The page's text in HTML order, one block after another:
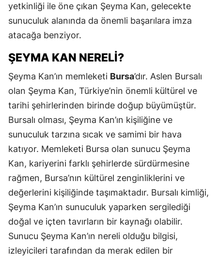
yetkinliği ile öne çıkan Şeyma Kan, gelecekte
sunuculuk alanında da önemli başarılara imza
atacağa benziyor.
ŞEYMA KAN NERELI?
Şeyma Kan’ın memleketi Bursa’dır. Aslen Bursalı
olan Şeyma Kan, Türkiye’nin önemli kültürel ve
tarihi şehirlerinden birinde doğup büyümüştür.
Bursalı olması, Şeyma Kan’ın kişiliğine ve
sunuculuk tarzına sıcak ve samimi bir hava
katıyor. Memleketi Bursa olan sunucu Şeyma
Kan, kariyerini farklı şehirlerde sürdürmesine
rağmen, Bursa’nın kültürel zenginliklerini ve
değerlerini kişiliğinde taşımaktadır. Bursalı kimliği,
Şeyma Kan’ın sunuculuk yaparken sergilediği
doğal ve içten tavırların bir kaynağı olabilir.
Sunucu Şeyma Kan’ın nereli olduğu bilgisi,
izleyicileri tarafından da merak edilen bir